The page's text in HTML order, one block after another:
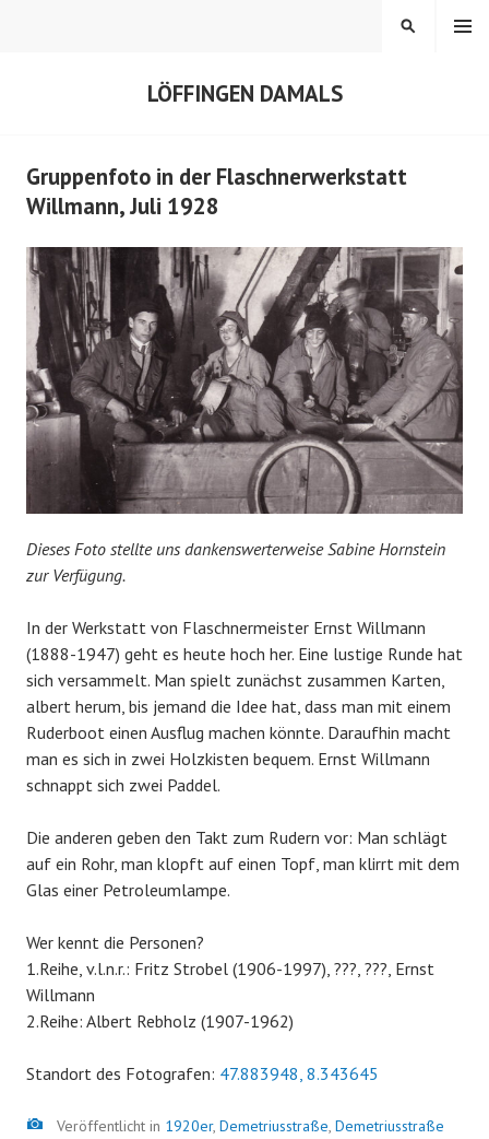
LÖFFINGEN DAMALS
MENÜ
SUCHEN
Gruppenfoto in der Flaschnerwerkstatt
Willmann, Juli 1928
Dieses Foto stellte uns dankenswerterweise Sabine Hornstein
zur Verfügung.
In der Werkstatt von Flaschnermeister Ernst Willmann
(1888-1947) geht es heute hoch her. Eine lustige Runde hat
sich versammelt. Man spielt zunächst zusammen Karten,
albert herum, bis jemand die Idee hat, dass man mit einem
Ruderboot einen Ausflug machen könnte. Daraufhin macht
man es sich in zwei Holzkisten bequem. Ernst Willmann
schnappt sich zwei Paddel.
Die anderen geben den Takt zum Rudern vor: Man schlägt
auf ein Rohr, man klopft auf einen Topf, man klirrt mit dem
Glas einer Petroleumlampe.
Wer kennt die Personen?
1.Reihe, v.l.n.r.: Fritz Strobel (1906-1997), ???, ???, Ernst
Willmann
2.Reihe: Albert Rebholz (1907-1962)
Standort des Fotografen: 47.883948, 8.343645
Bild
Veröffentlicht in 1920er, Demetriusstraße, Demetriusstraße